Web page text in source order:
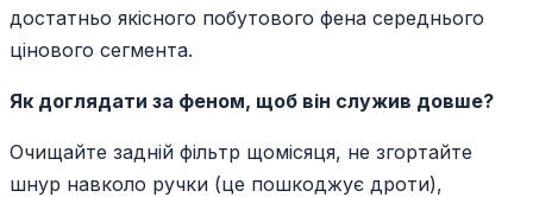
достатньо якісного побутового фена середнього
цінового сегмента.
Як доглядати за феном, щоб він служив довше?
Очищайте задній фільтр щомісяця, не згортайте
шнур навколо ручки (це пошкоджує дроти),